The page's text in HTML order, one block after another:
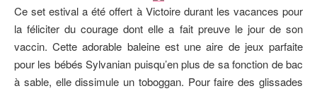
Ce set estival a été offert à Victoire durant les vacances pour
la féliciter du courage dont elle a fait preuve le jour de son
vaccin. Cette adorable baleine est une aire de jeux parfaite
pour les bébés Sylvanian puisqu’en plus de sa fonction de bac
à sable, elle dissimule un toboggan. Pour faire des glissades